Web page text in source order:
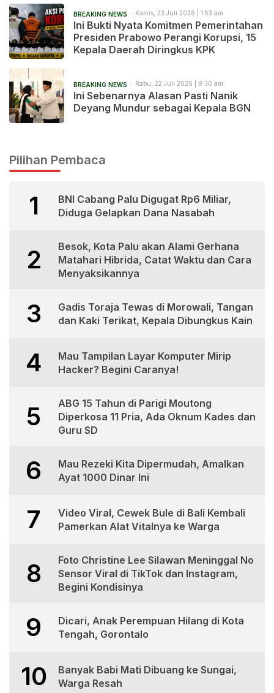
BREAKING NEWS Kamis, 23 Juli 2026 | 1:53 am
Ini Bukti Nyata Komitmen Pemerintahan
Presiden Prabowo Perangi Korupsi, 15
Kepala Daerah Diringkus KPK
BREAKING NEWS Rabu, 22 Juli 2026 | 9:30 am
Ini Sebenarnya Alasan Pasti Nanik
Deyang Mundur sebagai Kepala BGN
Pilihan Pembaca
1
BNI Cabang Palu Digugat Rp6 Miliar,
Diduga Gelapkan Dana Nasabah
2
Besok, Kota Palu akan Alami Gerhana
Matahari Hibrida, Catat Waktu dan Cara
Menyaksikannya
3
Gadis Toraja Tewas di Morowali, Tangan
dan Kaki Terikat, Kepala Dibungkus Kain
4
Mau Tampilan Layar Komputer Mirip
Hacker? Begini Caranya!
5
ABG 15 Tahun di Parigi Moutong
Diperkosa 11 Pria, Ada Oknum Kades dan
Guru SD
6
Mau Rezeki Kita Dipermudah, Amalkan
Ayat 1000 Dinar Ini
7
Video Viral, Cewek Bule di Bali Kembali
Pamerkan Alat Vitalnya ke Warga
8
Foto Christine Lee Silawan Meninggal No
Sensor Viral di TikTok dan Instagram,
Begini Kondisinya
9
Dicari, Anak Perempuan Hilang di Kota
Tengah, Gorontalo
10
Banyak Babi Mati Dibuang ke Sungai,
Warga Resah